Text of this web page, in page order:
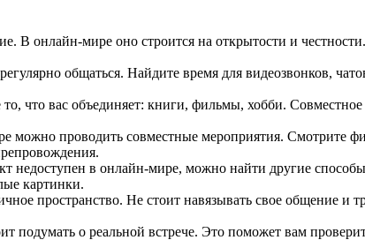
онлайн-мире оно строится на открытости и честности.
общаться. Найдите время для видеозвонков,
что вас объединяет: книги, фильмы, хобби.
можно проводить совместные мероприятия. Смотрите
недоступен в онлайн-мире, можно найти другие
картинки.
пространство. Не стоит навязывать свое общение и
подумать о реальной встрече. Это поможет вам